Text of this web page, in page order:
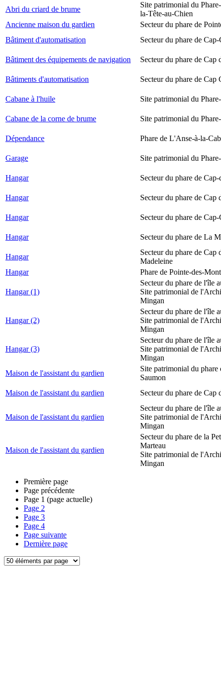
Abri du criard de brume
Site patrimonial du
la-Tête-au-Chien
Ancienne maison du gardien
Secteur du phare de
Bâtiment d'automatisation
Secteur du phare de Cap-
Bâtiment des équipements de navigation Secteur du phare de Cap
Bâtiments d'automatisation Secteur du phare de Cap
Cabane à l'huile Site patrimonial du
Cabane de la corne de brume Site patrimonial du
Dépendance Phare de L'Anse-à-la-
Garage Site patrimonial du
Hangar Secteur du phare de Cap-
Hangar Secteur du phare de Cap
Hangar Secteur du phare de Cap-
Hangar Secteur du phare de La
Hangar
Secteur du phare de Cap
Madeleine
Hangar
Phare de Pointe-des-
Hangar (1)
Secteur du phare de l'île
Site patrimonial de
Mingan
Hangar (2)
Secteur du phare de l'île
Site patrimonial de
Mingan
Hangar (3)
Secteur du phare de l'île
Site patrimonial de
Mingan
Maison de l'assistant du gardien
Site patrimonial du phare
Saumon
Maison de l'assistant du gardien
Secteur du phare de Cap
Maison de l'assistant du gardien
Secteur du phare de l'île
Site patrimonial de
Mingan
Maison de l'assistant du gardien
Secteur du phare de la
Marteau
Site patrimonial de
Mingan
Première page
Page précédente
Page 1 (page actuelle)
Page 2
Page 3
Page 4
Page suivante
Dernière page